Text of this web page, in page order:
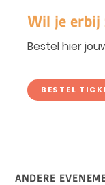
Wil je erbij
Bestel hier
BESTEL
ANDERE